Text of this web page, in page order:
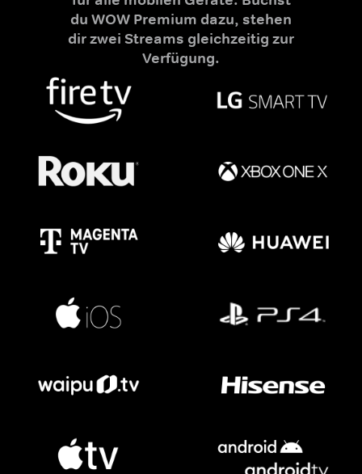
du WOW Premium dazu, stehen
dir zwei Streams gleichzeitig zur
Verfügung.